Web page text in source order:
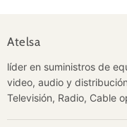
Atelsa
líder en suministros de
video, audio y
Televisión, Radio, Cable